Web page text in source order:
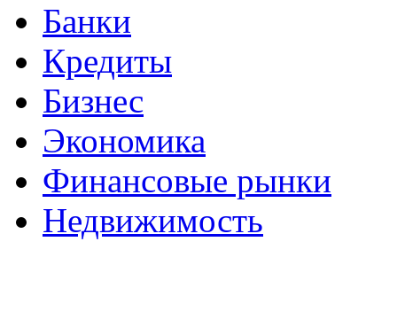
Банки
Кредиты
Бизнес
Экономика
Финансовые рынки
Недвижимость